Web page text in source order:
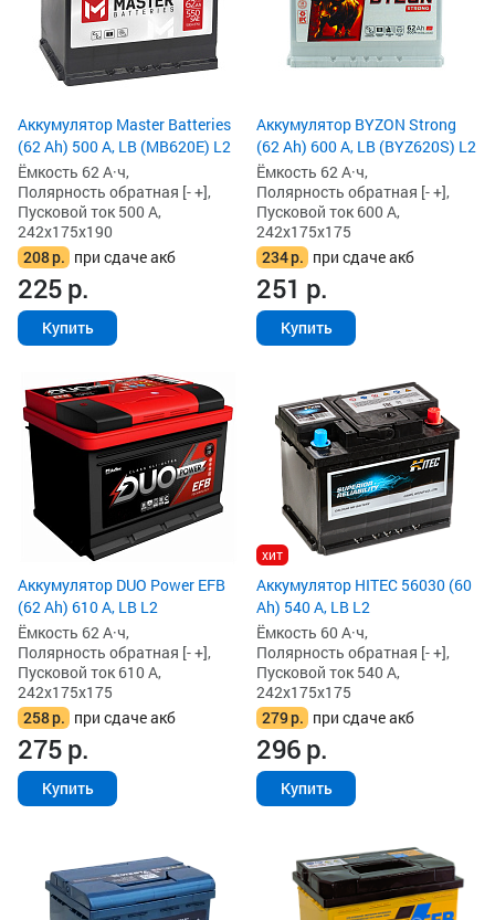
Аккумулятор Master Batteries
(62 Ah) 500 А, LB (MB620E) L2
Ёмкость 62 А·ч,
Полярность обратная [- +],
Пусковой ток 500 А,
242x175x190
208р. при сдаче акб
225р.
Купить
Аккумулятор BYZON Strong
(62 Ah) 600 А, LB (BYZ620S) L2
Ёмкость 62 А·ч,
Полярность обратная [- +],
Пусковой ток 600 А,
242x175x175
234р. при сдаче акб
251 р.
Купить
Аккумулятор DUO Power EFB
(62 Ah) 610 А, LB L2
Ёмкость 62 А·ч,
Полярность обратная [- +],
Пусковой ток 610 А,
242x175x175
258р. при сдаче акб
275р.
Купить
хит
Аккумулятор HITEC 56030 (60
Ah) 540 А, LB L2
Ёмкость 60 А·ч,
Полярность обратная [- +],
Пусковой ток 540 А,
242x175x175
279р. при сдаче акб
296р.
Купить